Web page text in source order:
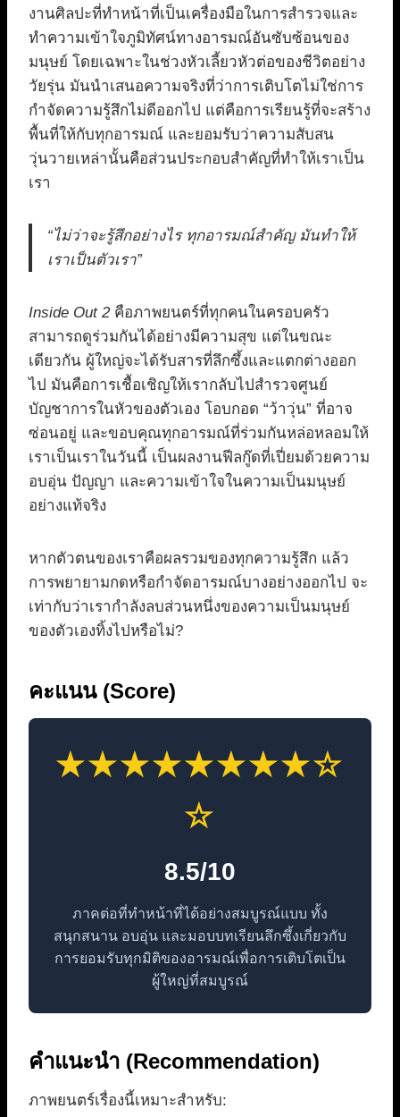
งานศิลปะที่ทำหน้าที่เป็นเครื่องมือในการสำรวจและ
ทำความเข้าใจภูมิทัศน์ทางอารมณ์อันซับซ้อนของ
มนุษย์ โดยเฉพาะในช่วงหัวเลี้ยวหัวต่อของชีวิตอย่าง
วัยรุ่น มันนำเสนอความจริงที่ว่าการเติบโตไม่ใช่การ
กำจัดความรู้สึกไม่ดีออกไป แต่คือการเรียนรู้ที่จะสร้าง
พื้นที่ให้กับทุกอารมณ์ และยอมรับว่าความสับสน
วุ่นวายเหล่านั้นคือส่วนประกอบสำคัญที่ทำให้เราเป็น
เรา
“ไม่ว่าจะรู้สึกอย่างไร ทุกอารมณ์สำคัญ มันทำให้
เราเป็นตัวเรา”
Inside Out 2คือภาพยนตร์ที่ทุกคนในครอบครัว
สามารถดูร่วมกันได้อย่างมีความสุข แต่ในขณะ
เดียวกัน ผู้ใหญ่จะได้รับสารที่ลึกซึ้งและแตกต่างออก
ไป มันคือการเชื้อเชิญให้เรากลับไปสำรวจศูนย์
บัญชาการในหัวของตัวเอง โอบกอด “ว้าวุ่น” ที่อาจ
ซ่อนอยู่ และขอบคุณทุกอารมณ์ที่ร่วมกันหล่อหลอมให้
เราเป็นเราในวันนี้ เป็นผลงานฟีลกู๊ดที่เปี่ยมด้วยความ
อบอุ่น ปัญญา และความเข้าใจในความเป็นมนุษย์
อย่างแท้จริง
หากตัวตนของเราคือผลรวมของทุกความรู้สึก แล้ว
การพยายามกดหรือกำจัดอารมณ์บางอย่างออกไป จะ
เท่ากับว่าเรากำลังลบส่วนหนึ่งของความเป็นมนุษย์
ของตัวเองทิ้งไปหรือไม่?
คะแนน (Score)
★★★★★★★★☆
☆
8.5/10
ภาคต่อที่ทำหน้าที่ได้อย่างสมบูรณ์แบบ ทั้ง
สนุกสนาน อบอุ่น และมอบบทเรียนลึกซึ้งเกี่ยวกับ
การยอมรับทุกมิติของอารมณ์เพื่อการเติบโตเป็น
ผู้ใหญ่ที่สมบูรณ์
คำแนะนำ (Recommendation)
ภาพยนตร์เรื่องนี้เหมาะสำหรับ: